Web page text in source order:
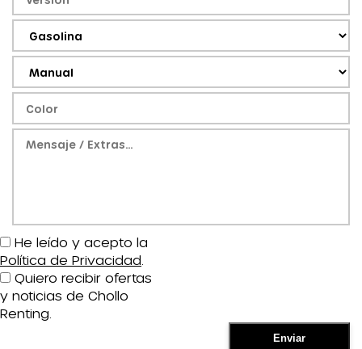
He leído y acepto la
Política de Privacidad
Quiero recibir ofertas
y noticias de Chollo
Renting.